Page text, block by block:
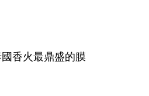
香火最鼎盛的膜